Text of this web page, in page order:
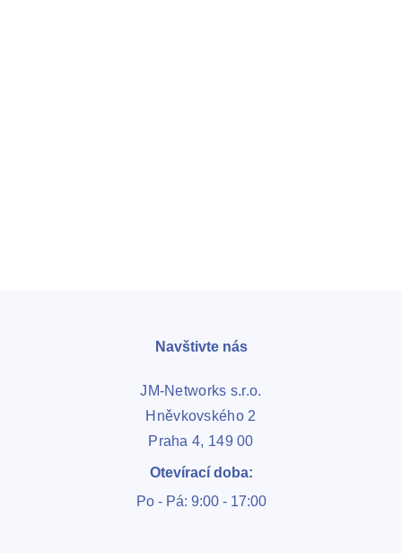
Bezdrátové přístupové body
Navštivte nás
JM-Networks s.r.o.
Hněvkovského 2
Praha 4, 149 00
Otevírací doba:
Po - Pá: 9:00 - 17:00